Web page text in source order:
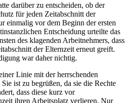
darüber zu entscheiden, ob der
für jeden Zeitabschnitt der
einmalig vor dem Beginn der ersten
Entscheidung urteilte das
des klagenden Arbeitnehmers, dass
der Elternzeit erneut greift.
war daher nichtig.
Linie mit der herrschenden
ist zu begrüßen, da sie die Rechte
dass diese kurz vor
ihren Arbeitsplatz verlieren. Nur